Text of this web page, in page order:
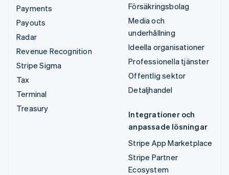
Payments
Payouts
Radar
Revenue Recognition
Stripe Sigma
Tax
Terminal
Treasury
Försäkringsbolag
Media och
underhållning
Ideella organisationer
Professionella tjänster
Offentlig sektor
Detaljhandel
Integrationer och
anpassade lösningar
Stripe App Marketplace
Stripe Partner
Ecosystem